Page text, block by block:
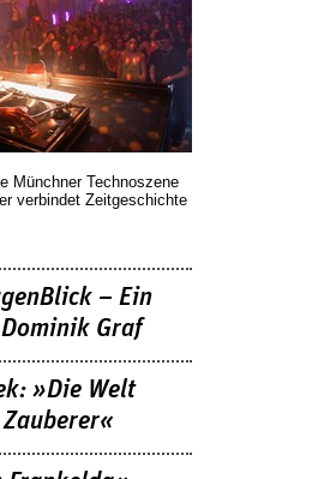
Münchner Technoszene
verbindet Zeitgeschichte
– Ein
Graf
»Die Welt